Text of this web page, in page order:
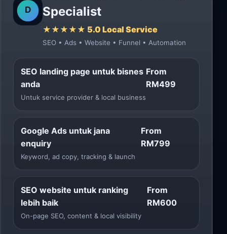
Specialist
★★★★★ 5.0 Local Service
SEO • Ads • Website • Funnel • Automation
SEO landing page untuk bisnes
anda
Untuk service provider & local business
From
RM499
Google Ads untuk jana
enquiry
Keyword, ad copy, tracking & launch
From
RM799
SEO website untuk ranking
lebih baik
On-page SEO, content & local visibility
From
RM600